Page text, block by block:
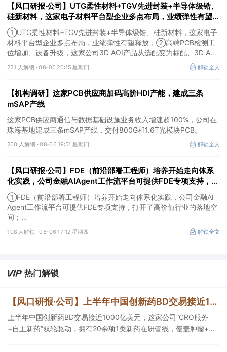
健盛集团。
【风口研报·公司】UTG柔性材料+TGV先进封装+半导体级锆、
硅新材料，这家电子材料平台型企业多点布局，业绩弹性有望释
放；高端PCB检测工位增加、设备升级，这家公司3D AOI产品
从选配变为标配
①UTG柔性材料+TGV先进封装+半导体级锆、硅新材料，这家电子
材料平台型企业多点布局，业绩弹性有望释放；②高端PCB检测工
位增加、设备升级，这家公司3D AOI产品从选配变为标配、3D AXI
设备逐步成为刚需，现已进入头部客户供应体系。
221 人解锁 ·08-06 20:15 星期四 解锁全文
【机构调研】这家PCB供应商加码高阶HDI产能，建成三条
mSAP产线
这家PCB供应商通信与数据基础设施业务收入增速超100%，公司在
珠海基地建成三条mSAP产线，交付800G和1.6T光模块PCB。
260 人解锁 ·08-06 19:51 星期四 解锁全文
【风口研报·公司】FDE（前沿部署工程师）培养开始走向体系
化实践，公司金融AIAgent工作流平台可提供FDE专项支持，打
开了高价值行业的落地空间；另有公司兼具成长强确定性、低估
值、高股息属性
①FDE（前沿部署工程师）培养开始走向体系化实践，公司金融AI
Agent工作流平台可提供FDE专项支持，打开了高价值行业的落地空
间；
②这家公司兼具成长强确定性、低估值、高股息属性，受益于国内
外贸易额高速增长，且还有AI应用加速渗透+跨境支付等成长极。
108 人解锁 ·08-06 17:12 星期四 解锁全文
热门解锁
【风口研报·公司】上半年中国创新药BD交易接近1000亿美元，这家公司“CRO服务+自主新药”双轮驱动，拥有20余项1类新药在研管线，覆盖肿瘤+自免+疼痛管理等重大领域
上半年中国创新药BD交易接近1000亿美元，这家公司“CRO服务
+自主新药”双轮驱动，拥有20余项1类新药在研管线，覆盖肿瘤+自